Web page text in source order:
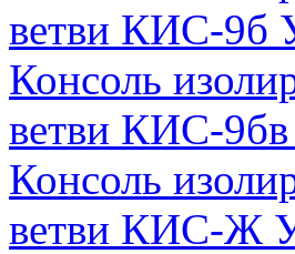
ветви КИС-9б
Консоль
ветви КИС-
Консоль
ветви КИС-Ж